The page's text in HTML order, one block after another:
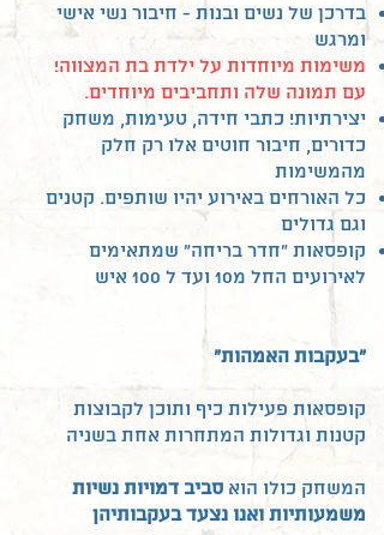
בדרכן של נשים ובנות - חיבור נשי אישי
ומרגש
משימות מיוחדות על ילדת בת המצווה!
עם תמונה שלה ותחביבים מיוחדים.
יצירתיות! כתבי חידה, טעימות, משחק
כדורים, חיבור חוטים אלו רק חלק
מהמשימות
כל האורחים באירוע יהיו שותפים. קטנים
וגם גדולים
קופסאות "חדר בריחה" שמתאימים
לאירועים החל מ10 ועד ל 100 איש
"בעקבות האמהות"
קופסאות פעילות כיף ותוכן לקבוצות
קטנות וגדולות המתחרות אחת בשניה
המשחק כולו הוא סביב דמויות נשיות
משמעותיות ואנו נצעד בעקבותיהן